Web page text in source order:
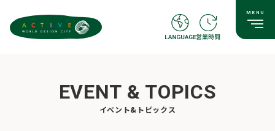
EVENT & TOPICS
イベント&トピックス